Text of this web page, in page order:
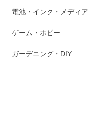
電池・インク・メディア
ゲーム・ホビー
ガーデニング・DIY